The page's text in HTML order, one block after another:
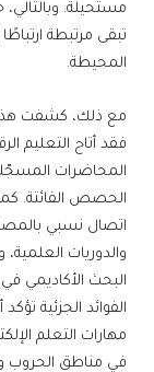
مستحيلة. وبالتالي،
تبقى مرتبطة
المحيطة.
مع ذلك، كشفت هذه
فقد أتاح التعليم
المحاضرات
الحصص الفائتة.
اتصال نسبي
والدوريات
البحث الأكاديمي
الفوائد الجزئية
مهارات التعلم
في مناطق الحروب